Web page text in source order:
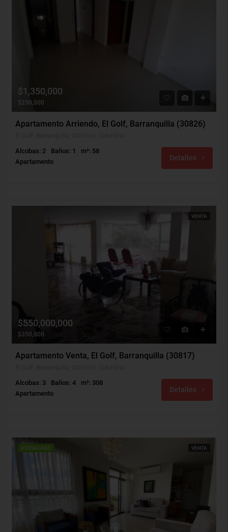
$1,350,000
$250,000
Apartamento Arriendo, El Golf, Barranquilla (30826)
Alcobas: 2 Baños: 1
m²: 58
Apartamento
Detalles
VENTA
$550,000,000
$350,000
Apartamento Venta, El Golf, Barranquilla (30817)
Alcobas: 3 Baños: 4
m²: 308
Apartamento
Detalles
DESTACADO VENTA